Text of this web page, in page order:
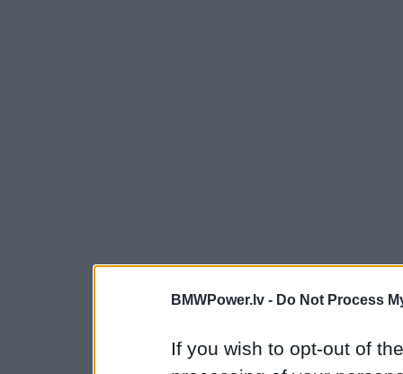
BMWPower.lv - Do Not Process
If you wish to opt-out of